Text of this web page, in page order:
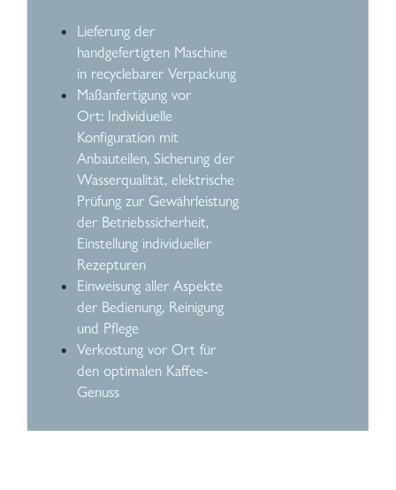
Lieferung der
handgefertigten Maschine
in recyclebarer Verpackung
Maßanfertigung vor
Ort: Individuelle
Konfiguration mit
Anbauteilen, Sicherung der
Wasserqualität, elektrische
Prüfung zur Gewährleistung
der Betriebssicherheit,
Einstellung individueller
Rezepturen
Einweisung aller Aspekte
der Bedienung, Reinigung
und Pflege
Verkostung vor Ort für
den optimalen Kaffee-
Genuss